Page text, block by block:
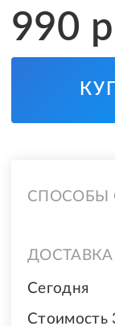
990
СПОСОБЫ
Сегодня
Стоимость